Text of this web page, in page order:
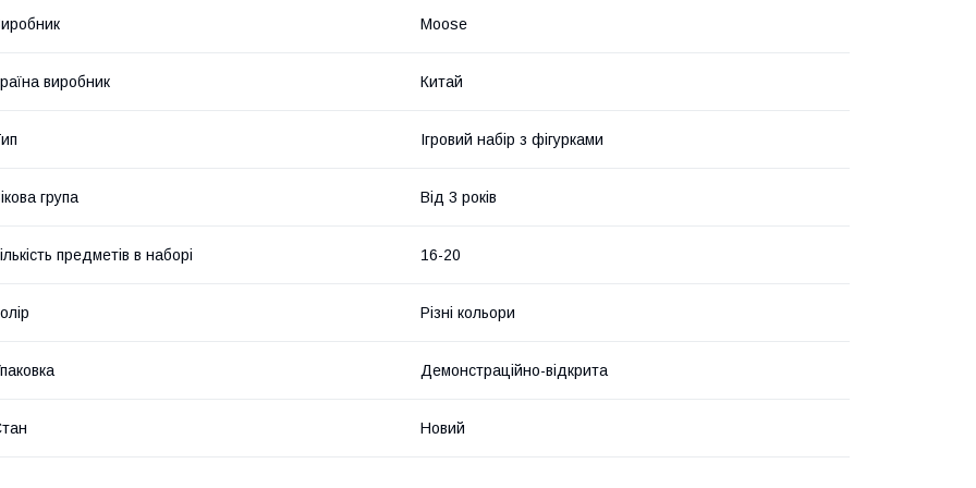
Moose
виробник Китай
Ігровий набір з фігурками
група Від 3 років
предметів в наборі 16-20
Різні кольори
Демонстраційно-відкрита
Новий